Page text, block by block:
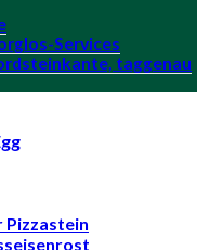
Services
taggenau